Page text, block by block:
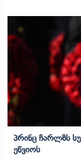
Პრინც Ჩარლზს
Ეწვიოს